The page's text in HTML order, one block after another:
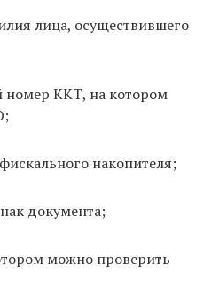
лица, осуществившего
номер ККТ, на котором
накопителя;
документа;
можно проверить